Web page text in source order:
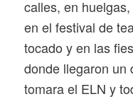
calles, en
en el festival de
tocado y en las
donde llegaron un
tomara el ELN y